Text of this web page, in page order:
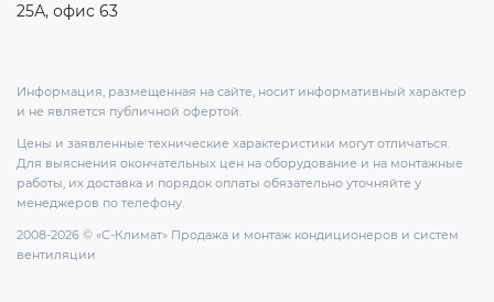
25А, офис 63
Информация, размещенная на сайте, носит информативный характер
и не является публичной офертой.
Цены и заявленные технические характеристики могут отличаться.
Для выяснения окончательных цен на оборудование и на монтажные
работы, их доставка и порядок оплаты обязательно уточняйте у
менеджеров по телефону.
2008-2026 © «С-Климат» Продажа и монтаж кондиционеров и систем
вентиляции